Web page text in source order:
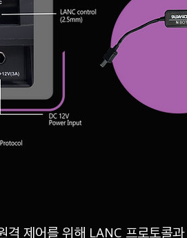
제어를 위해 LANC 프로토콜